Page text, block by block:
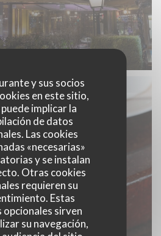
y sus socios
en este sitio,
implicar la
de datos
Las cookies
«necesarias»
y se instalan
Otras cookies
requieren su
Estas
opcionales sirven
su navegación,